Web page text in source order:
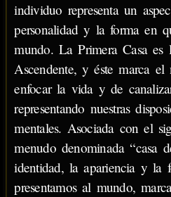
individuo representa un
personalidad y la forma en
mundo. La Primera Casa es
Ascendente, y éste marca
enfocar la vida y de
representando nuestras
mentales. Asociada con el
menudo denominada “casa
identidad, la apariencia y la
presentamos al mundo,